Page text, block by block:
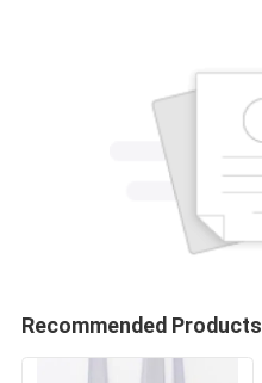
Recommended Products